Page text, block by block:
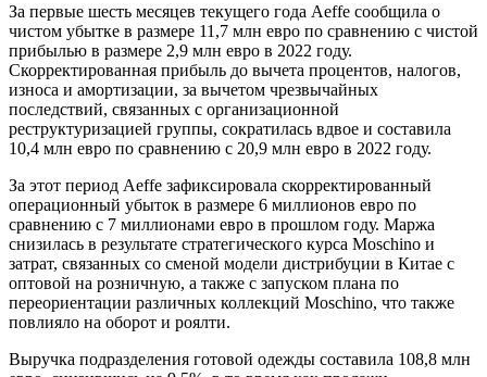
За первые шесть месяцев текущего года Aeffe сообщила о
чистом убытке в размере 11,7 млн евро по сравнению с чистой
прибылью в размере 2,9 млн евро в 2022 году.
Скорректированная прибыль до вычета процентов, налогов,
износа и амортизации, за вычетом чрезвычайных
последствий, связанных с организационной
реструктуризацией группы, сократилась вдвое и составила
10,4 млн евро по сравнению с 20,9 млн евро в 2022 году.
За этот период Aeffe зафиксировала скорректированный
операционный убыток в размере 6 миллионов евро по
сравнению с 7 миллионами евро в прошлом году. Маржа
снизилась в результате стратегического курса Moschino и
затрат, связанных со сменой модели дистрибуции в Китае с
оптовой на розничную, а также с запуском плана по
переориентации различных коллекций Moschino, что также
повлияло на оборот и роялти.
Выручка подразделения готовой одежды составила 108,8 млн